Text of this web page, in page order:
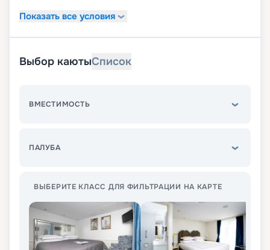
Показать все условия
Выбор каютыСписок
ВМЕСТИМОСТЬ
ПАЛУБА
ВЫБЕРИТЕ КЛАСС ДЛЯ ФИЛЬТРАЦИИ НА КАРТЕ